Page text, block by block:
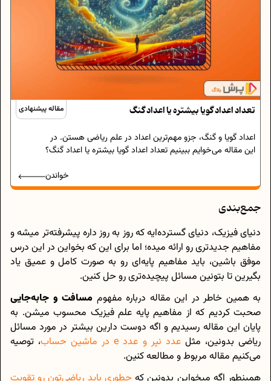
مقاله پیشنهادی تعداد اعداد گویا بیشتره یا اعداد گنگ
اعداد گویا و گنگ، جزو مهم‌ترین اعداد در علم ریاضی هستن. در
این مقاله می‌خوایم ببینیم تعداد اعداد گویا بیشتره یا اعداد گنگ؟
خواندن
جمع‌بندی
دنیای فیزیک، دنیای گسترده‌ایه که روز به روز داره پیشرفته‌تر میشه و
مفاهیم جدیدتری رو ارائه میده؛ اما برای این که بخواین در این درس
موفق باشین، باید مفاهیم پایه‌ای رو به صورت کامل و عمیق یاد
بگیرین تا بتونین مسائل پیچیده‌تری رو حل کنین.
به همین خاطر در این مقاله درباره مفهوم مسافت و جابه‌‌جایی
صحبت کردیم که از مفاهیم پایه علم فیزیک محسوب میشن. به
پایان این مقاله رسیدیم و اگه دوست دارین بیشتر در مورد مسائل
ریاضی بدونین، مثلعدد نپر و عدد e در ماشین حساب
، توصیه
می‌کنیم مقاله مربوط و مطالعه کنین.